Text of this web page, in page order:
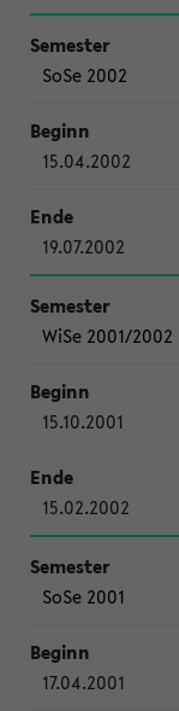
SoSe 2002
15.04.2002
19.07.2002
WiSe 2001/2002
15.10.2001
15.02.2002
SoSe 2001
17.04.2001